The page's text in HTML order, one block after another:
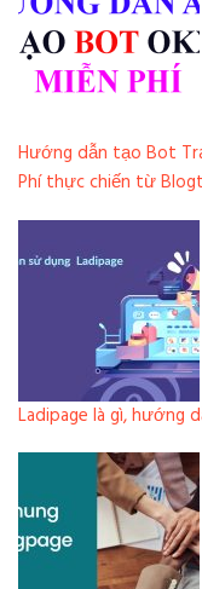
Hướng dẫn tạo Bot
Phí thực chiến từ
Ladipage là gì, hướng